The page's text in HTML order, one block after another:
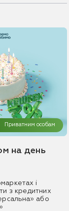
Приватним особам
на день
і
з кредитних
або